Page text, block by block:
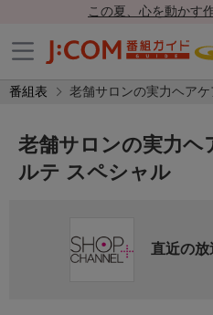
この夏、心を動かす
番組表 老舗サロンの実力ヘア
老舗サロンの実力ヘ
ルテ スペシャル
直近の